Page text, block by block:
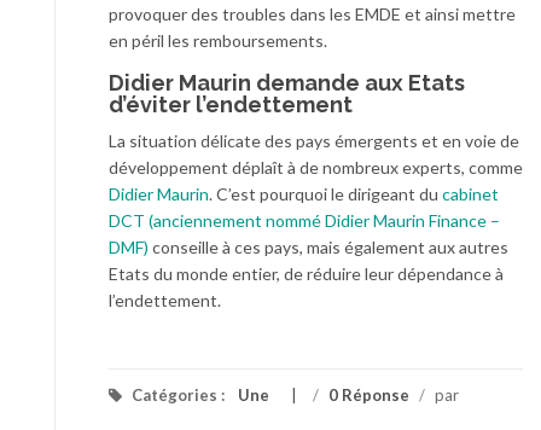
provoquer des troubles dans les EMDE et ainsi mettre
en péril les remboursements.
Didier Maurin demande aux Etats
d’éviter l’endettement
La situation délicate des pays émergents et en voie de
développement déplaît à de nombreux experts, comme
Didier Maurin. C’est pourquoi le dirigeant du cabinet
DCT (anciennement nommé Didier Maurin Finance –
DMF) conseille à ces pays, mais également aux autres
Etats du monde entier, de réduire leur dépendance à
l’endettement.
Catégories : Une / 0 Réponse / par